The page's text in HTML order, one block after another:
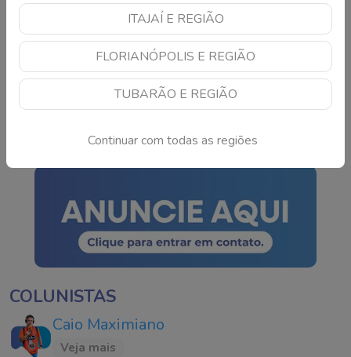
ITAJAÍ E REGIÃO
FLORIANÓPOLIS E REGIÃO
TUBARÃO E REGIÃO
Continuar com todas as regiões
Continue lendo
TSE cria conselho para
monitorar IA e fake news
nas eleições de 2026
COLUNISTAS
Caio Maximiano
Veja mais